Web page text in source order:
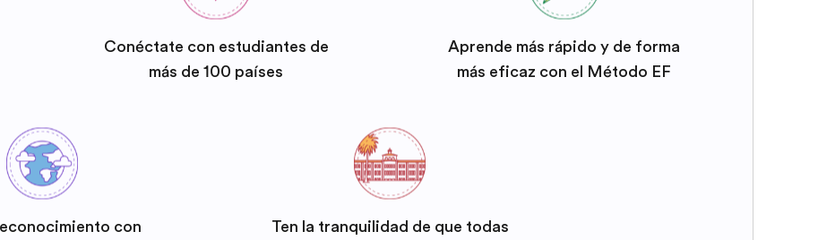
Conéctate con estudiantes de
más de 100 países
Aprende más rápido y de forma
más eficaz con el Método EF
con
Ten la tranquilidad de que todas